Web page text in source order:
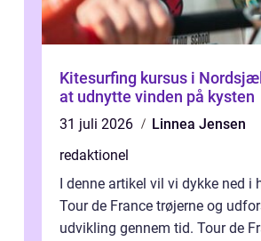
Kitesurfing kursus i
at udnytte vinden på kysten
31 juli 2026
Linnea Jensen
redaktionel
I denne artikel vil vi dykke ned i
Tour de France trøjerne og
udvikling gennem tid. Tour de